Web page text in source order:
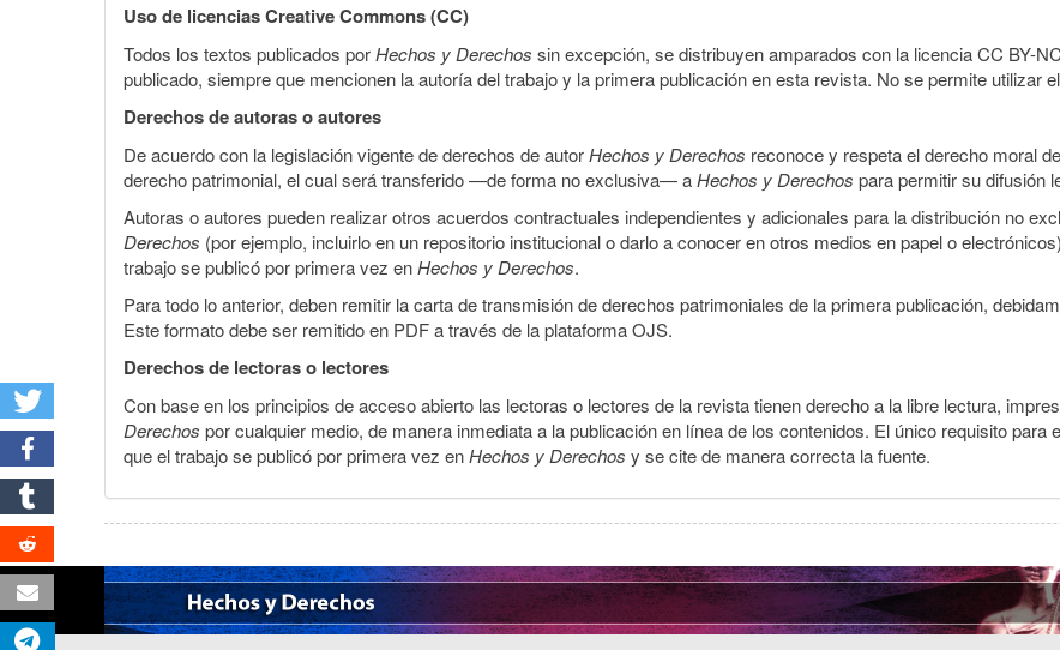
Uso de licencias Creative Commons (CC)
Todos los textos publicados porHechos y Derechos sin excepción, se distribuyen amparados con la licencia CC BY-
publicado, siempre que mencionen la autoría del trabajo y la primera publicación en esta revista. No se permite utilizar
Derechos de autoras o autores
De acuerdo con la legislación vigente de derechos de autorHechos y Derechos reconoce y respeta el derecho moral
derecho patrimonial, el cual será transferido —de forma no exclusiva— aHechos y Derechos para permitir su difusión
Autoras o autores pueden realizar otros acuerdos contractuales independientes y adicionales para la distribución no
Derechos (por ejemplo, incluirlo en un repositorio institucional o darlo a conocer en otros medios en papel o
trabajo se publicó por primera vez enHechos y Derechos.
Para todo lo anterior, deben remitir la carta de transmisión de derechos patrimoniales de la primera publicación,
Este formato debe ser remitido en PDF a través de la plataforma OJS.
Derechos de lectoras o lectores
Con base en los principios de acceso abierto las lectoras o lectores de la revista tienen derecho a la libre lectura,
Derechos por cualquier medio, de manera inmediata a la publicación en línea de los contenidos. El único requisito
que el trabajo se publicó por primera vez enHechos y Derechos y se cite de manera correcta la fuente.